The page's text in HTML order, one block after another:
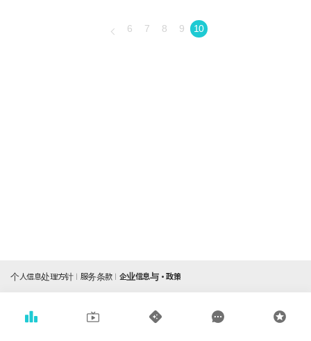
6 7 8 9 10
个人信息处理方针 服务条款 企业信息与・政策